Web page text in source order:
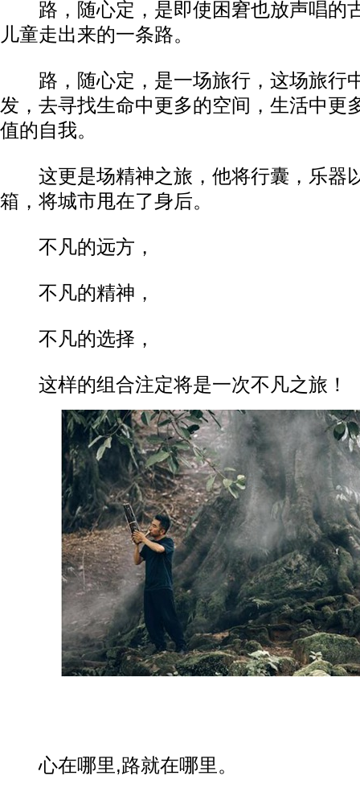
路，随心定，是即使困窘也放声唱的
儿童走出来的一条路。
路，随心定，是一场旅行，这场旅行
发，去寻找生命中更多的空间，生活中更
值的自我。
这更是场精神之旅，他将行囊，乐器
箱，将城市甩在了身后。
不凡的远方，
不凡的精神，
不凡的选择，
这样的组合注定将是一次不凡之旅！
心在哪里,路就在哪里。